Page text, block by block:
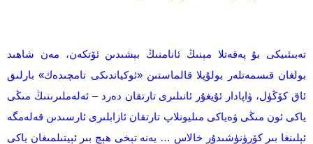
تەبىئىيكى بۇ پەقەتلا مېنىڭ ئانامنىڭ بېشىدىن ئۆتكەن، مەن شاھىد
بولغان قىسمەتلەر بولۇپلا قالماستىن «ئوكياندىكى تامچىدەك» بارلىق
ئاق كۆڭۈل، ۋاپادار ئۇيغۇر ئانىلىرى تارتقان دەرد – ئەلەملىرىنىڭ مىڭى
ياكى ئون مىڭى ۋەياكى مىليونلاپ تارتقان ئازابلىرى ئارسىدىن قەلەمگە
ئېلىنغا بىر كۆرۈنۈشىدۇر خالاس … يەنە تېخى ھېچ بىر ئېيتىلمىغان ياكى